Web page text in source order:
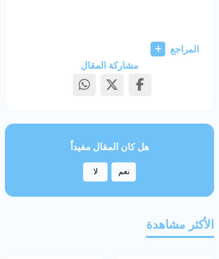
المراجع
مشاركة المقال
هل كان المقال مفيداً
نعم لا
الأكثر مشاهدة